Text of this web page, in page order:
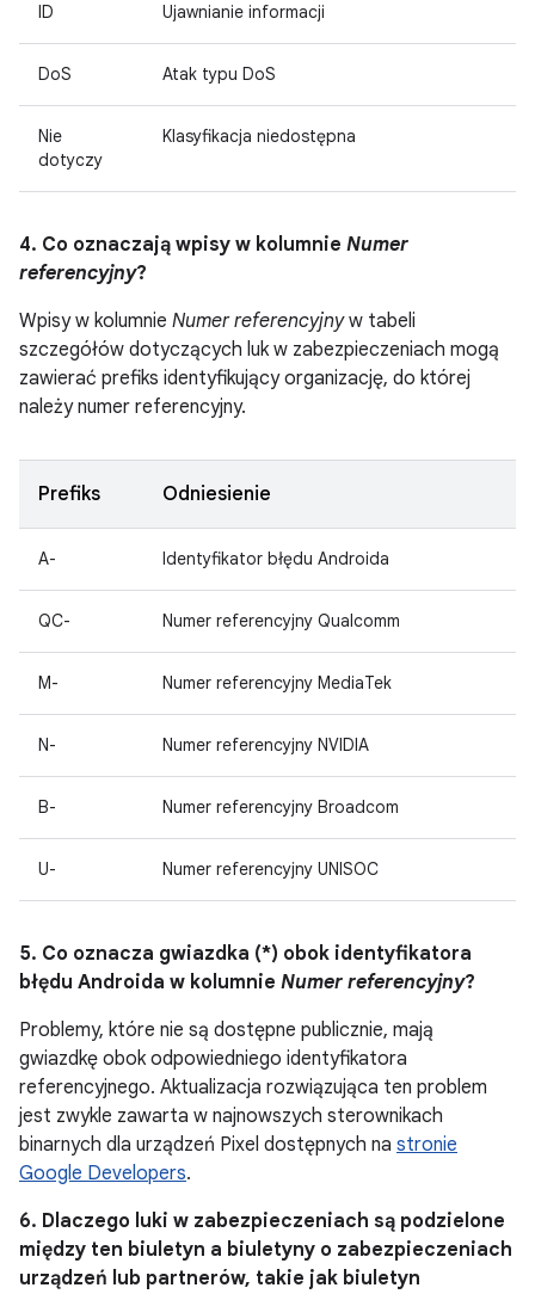
ID Ujawnianie informacji
DoS Atak typu DoS
Nie
dotyczy
Klasyfikacja niedostępna
4. Co oznaczają wpisy w kolumnie Numer
referencyjny?
Wpisy w kolumnie Numer referencyjnyw tabeli
szczegółów dotyczących luk w zabezpieczeniach mogą
zawierać prefiks identyfikujący organizację, do której
należy numer referencyjny.
Prefiks Odniesienie
A- Identyfikator błędu Androida
QC- Numer referencyjny Qualcomm
M- Numer referencyjny MediaTek
N- Numer referencyjny NVIDIA
B- Numer referencyjny Broadcom
U- Numer referencyjny UNISOC
5. Co oznacza gwiazdka (*) obok identyfikatora
błędu Androida w kolumnie Numer referencyjny?
Problemy, które nie są dostępne publicznie, mają
gwiazdkę obok odpowiedniego identyfikatora
referencyjnego. Aktualizacja rozwiązująca ten problem
jest zwykle zawarta w najnowszych sterownikach
binarnych dla urządzeń Pixel dostępnych na stronie
Google Developers.
6. Dlaczego luki w zabezpieczeniach są podzielone
między ten biuletyn a biuletyny o zabezpieczeniach
urządzeń lub partnerów, takie jak biuletyn